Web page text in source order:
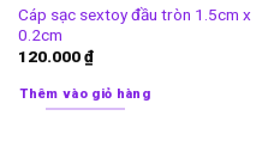
Cáp sạc sextoy đầu tròn 1.5cm x
0.2cm
120.000₫
Thêm vào giỏ hàng